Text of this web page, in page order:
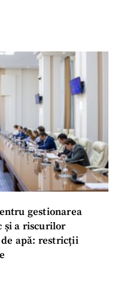
gestionarea
și a riscurilor
apă: restricții